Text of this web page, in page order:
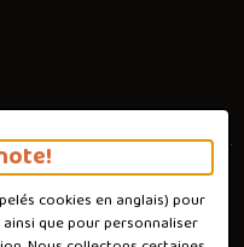
cookies en anglais) pour
que pour personnaliser